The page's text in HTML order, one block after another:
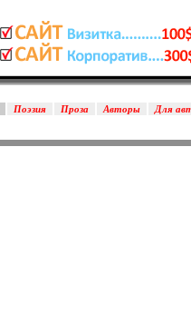
Поэзия Проза Авторы Для